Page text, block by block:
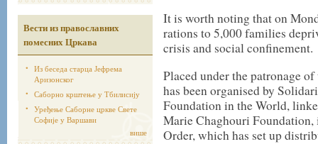
Вести из православних
помесних Цркава
Из беседа старца Јефрема
Аризонског
Саборно крштење у Тбилисију
Уређење Саборне цркве Свете
Софије у Варшави
више
It is worth noting that on
rations to 5,000 families
crisis and social confinement.
Placed under the patronage
has been organised by
Foundation in the World,
Marie Chaghouri
Order, which has set up